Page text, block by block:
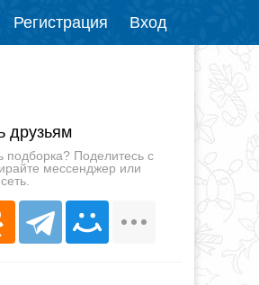
Регистрация Вход
друзьям
подборка? Поделитесь с
мессенджер или